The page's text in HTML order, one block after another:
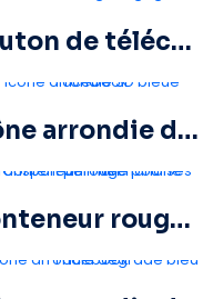
Bouton de téléchargement noir avec icône de signe rouge
Icône arrondie dégradé bleu Facebook
Conteneur rouge pour le transport de marchandises par mer